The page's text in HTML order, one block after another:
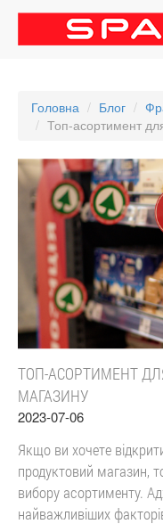
Головна Блог
Топ-асортимент
ТОП-АСОРТИМЕНТ
МАГАЗИНУ
2023-07-06
Якщо ви хочете
продуктовий магазин,
вибору асортименту.
найважливіших